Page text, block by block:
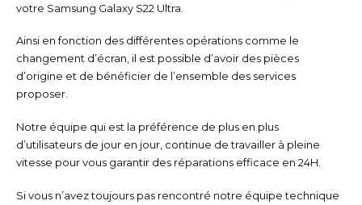
votre Samsung Galaxy S22 Ultra.
Ainsi en fonction des différentes opérations comme le
changement d’écran, il est possible d’avoir des pièces
d’origine et de bénéficier de l’ensemble des services
proposer.
Notre équipe qui est la préférence de plus en plus
d’utilisateurs de jour en jour, continue de travailler à pleine
vitesse pour vous garantir des réparations efficace en 24H.
Si vous n’avez toujours pas rencontré notre équipe technique